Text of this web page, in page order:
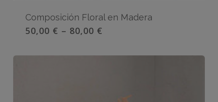
Composición Floral en Madera
50,00 € – 80,00 €